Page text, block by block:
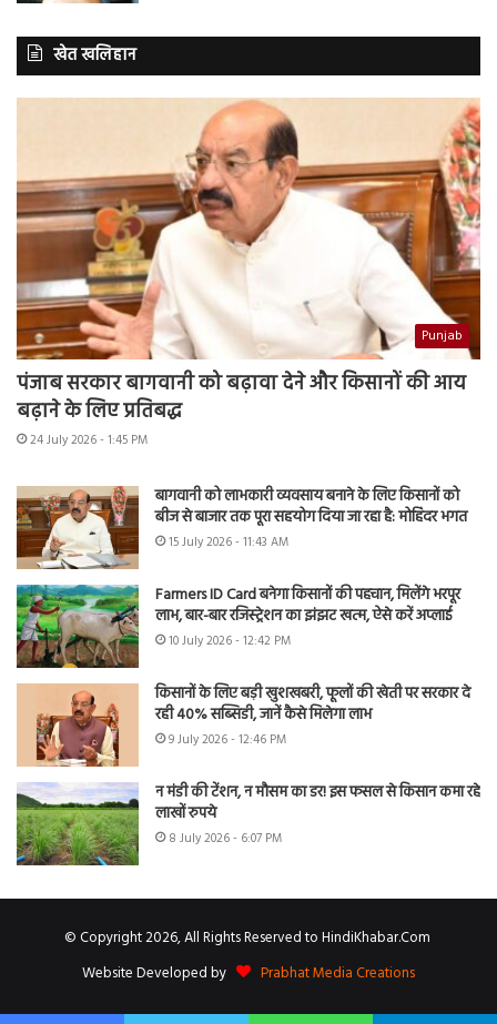
खेत खलिहान
Punjab
पंजाब सरकार बागवानी को बढ़ावा देने और किसानों की आय
बढ़ाने के लिए प्रतिबद्ध
24 July 2026 - 1:45 PM
बागवानी को लाभकारी व्यवसाय बनाने के लिए किसानों को
बीज से बाजार तक पूरा सहयोग दिया जा रहा है: मोहिंदर भगत
15 July 2026 - 11:43 AM
Farmers ID Card बनेगा किसानों की पहचान, मिलेंगे भरपूर
लाभ, बार-बार रजिस्ट्रेशन का झंझट खत्म, ऐसे करें अप्लाई
10 July 2026 - 12:42 PM
किसानों के लिए बड़ी खुशखबरी, फूलों की खेती पर सरकार दे
रही 40% सब्सिडी, जानें कैसे मिलेगा लाभ
9 July 2026 - 12:46 PM
न मंडी की टेंशन, न मौसम का डर! इस फसल से किसान कमा रहे
लाखों रुपये
8 July 2026 - 6:07 PM
© Copyright 2026, All Rights Reserved to HindiKhabar.Com
Website Developed by
Prabhat Media Creations